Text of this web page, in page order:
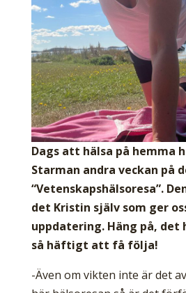
Dags att hälsa på hemma
Starman andra veckan på
“Vetenskapshälsoresa”.
det Kristin själv som ger
uppdatering. Häng på, det
så häftigt att få följa!
-Även om vikten inte är det